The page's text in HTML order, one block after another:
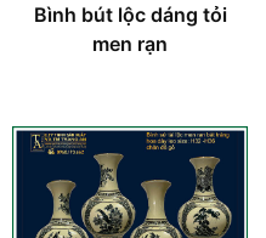
Bình bút lộc dáng tỏi
men rạn